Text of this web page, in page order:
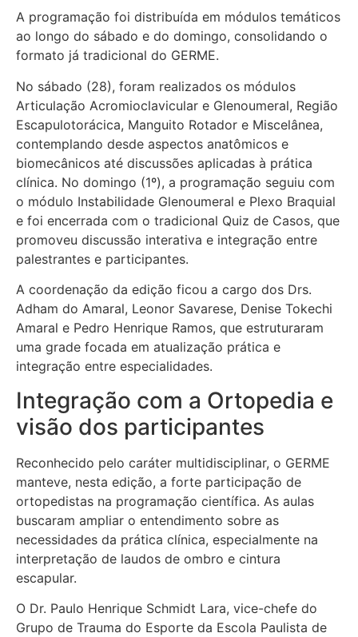
A programação foi distribuída em módulos temáticos
ao longo do sábado e do domingo, consolidando o
formato já tradicional do GERME.
No sábado (28), foram realizados os módulos
Articulação Acromioclavicular e Glenoumeral, Região
Escapulotorácica, Manguito Rotador e Miscelânea,
contemplando desde aspectos anatômicos e
biomecânicos até discussões aplicadas à prática
clínica. No domingo (1º), a programação seguiu com
o módulo Instabilidade Glenoumeral e Plexo Braquial
e foi encerrada com o tradicional Quiz de Casos, que
promoveu discussão interativa e integração entre
palestrantes e participantes.
A coordenação da edição ficou a cargo dos Drs.
Adham do Amaral, Leonor Savarese, Denise Tokechi
Amaral e Pedro Henrique Ramos, que estruturaram
uma grade focada em atualização prática e
integração entre especialidades.
Integração com a Ortopedia e
visão dos participantes
Reconhecido pelo caráter multidisciplinar, o GERME
manteve, nesta edição, a forte participação de
ortopedistas na programação científica. As aulas
buscaram ampliar o entendimento sobre as
necessidades da prática clínica, especialmente na
interpretação de laudos de ombro e cintura
escapular.
O Dr. Paulo Henrique Schmidt Lara, vice-chefe do
Grupo de Trauma do Esporte da Escola Paulista de